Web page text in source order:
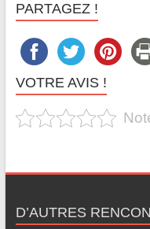
PARTAGEZ !
VOTRE AVIS !
D’AUTRES